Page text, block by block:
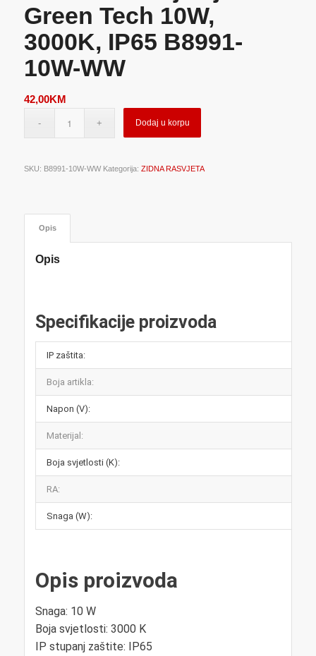
Green Tech 10W,
3000K, IP65 B8991-
10W-WW
42,00KM
Dodaj u korpu
SKU: B8991-10W-WW Kategorija: ZIDNA RASVJETA
Opis
Opis
Specifikacije proizvoda
IP zaštita:
Boja artikla:
Napon (V):
Materijal:
Boja svjetlosti (K):
RA:
Snaga (W):
Opis proizvoda
Snaga: 10 W
Boja svjetlosti: 3000 K
IP stupanj zaštite: IP65